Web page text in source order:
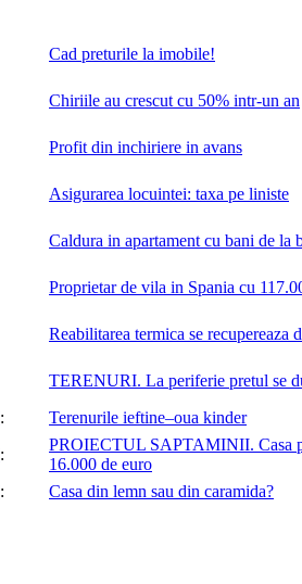
Cad preturile la imobile!
Chiriile au crescut cu 50% intr-un an
Profit din inchiriere in avans
Asigurarea locuintei: taxa pe liniste
Caldura in apartament cu bani de la
Proprietar de vila in Spania cu
Reabilitarea termica se recupereaza
TERENURI. La periferie pretul se
:
Terenurile ieftine–oua kinder
:
PROIECTUL SAPTAMINII. Casa
16.000 de euro
:
Casa din lemn sau din caramida?